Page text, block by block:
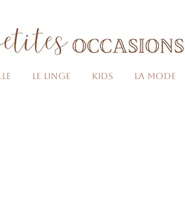
Le linge Kids La Mode